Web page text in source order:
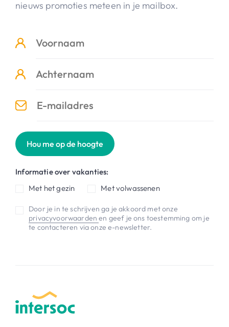
nieuws promoties meteen in je mailbox.
Hou me op de hoogte
Informatie over vakanties:
Met het gezin
Met volwassenen
Door je in te schrijven ga je akkoord met onze
privacyvoorwaardenen geef je ons toestemming om je
te contacteren via onze e-newsletter.